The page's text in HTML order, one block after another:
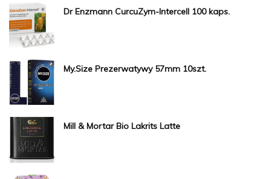
Dr Enzmann CurcuZym-Intercell 100 kaps.
My.Size Prezerwatywy 57mm 10szt.
Mill & Mortar Bio Lakrits Latte